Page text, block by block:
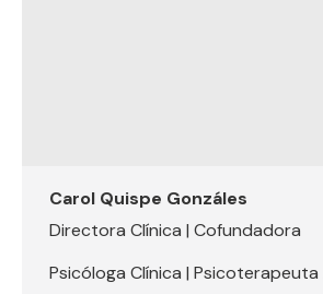
Carol Quispe Gonzáles
Directora Clínica | Cofundadora
Psicóloga Clínica | Psicoterapeuta